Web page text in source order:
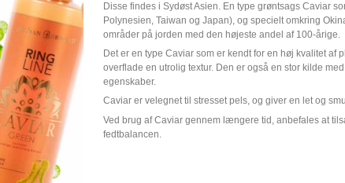
Disse findes i Sydøst Asien. En type grøntsags Caviar
Polynesien, Taiwan og Japan), og specielt omkring
områder på jorden med den højeste andel af 100-årige.
Det er en type Caviar som er kendt for en høj kvalitet
overflade en utrolig textur. Den er også en stor kilde
egenskaber.
Caviar er velegnet til stresset pels, og giver en let og
Ved brug af Caviar gennem længere tid, anbefales at
fedtbalancen.